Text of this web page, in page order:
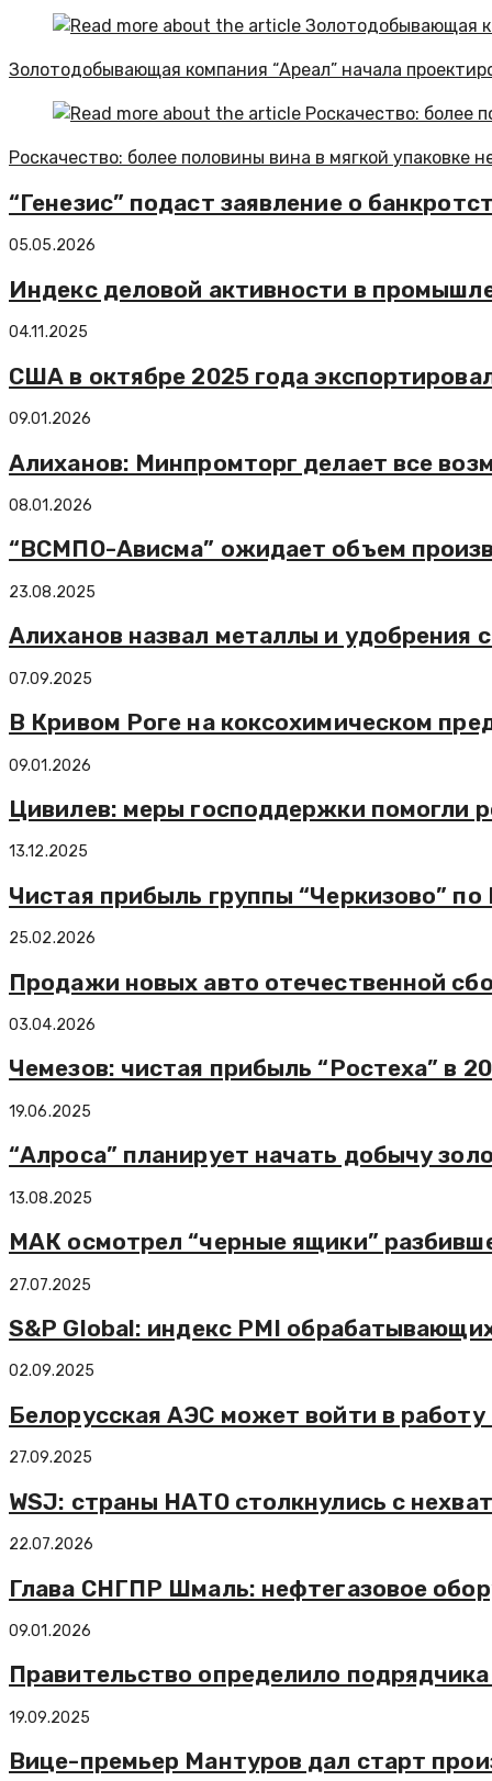
Золотодобывающая компания “Ареал” начала
Роскачество: более половины вина в мягкой
“Генезис” подаст заявление о
05.05.2026
Индекс деловой активности в
04.11.2025
США в октябре 2025 года
09.01.2026
Алиханов: Минпромторг делает все
08.01.2026
“ВСМПО-Ависма” ожидает объем
23.08.2025
Алиханов назвал металлы и
07.09.2025
В Кривом Роге на коксохимическом
09.01.2026
Цивилев: меры господдержки помогли
13.12.2025
Чистая прибыль группы “Черкизово”
25.02.2026
Продажи новых авто отечественной
03.04.2026
Чемезов: чистая прибыль “Ростеха” в
19.06.2025
“Алроса” планирует начать добычу
13.08.2025
МАК осмотрел “черные ящики”
27.07.2025
S&P Global: индекс PMI
02.09.2025
Белорусская АЭС может войти в
27.09.2025
WSJ: страны НАТО столкнулись с
22.07.2026
Глава СНГПР Шмаль: нефтегазовое
09.01.2026
Правительство определило
19.09.2025
Вице-премьер Мантуров дал старт